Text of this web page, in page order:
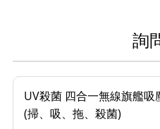
詢
UV殺菌 四合一無線旗艦吸
(掃、吸、拖、殺菌)